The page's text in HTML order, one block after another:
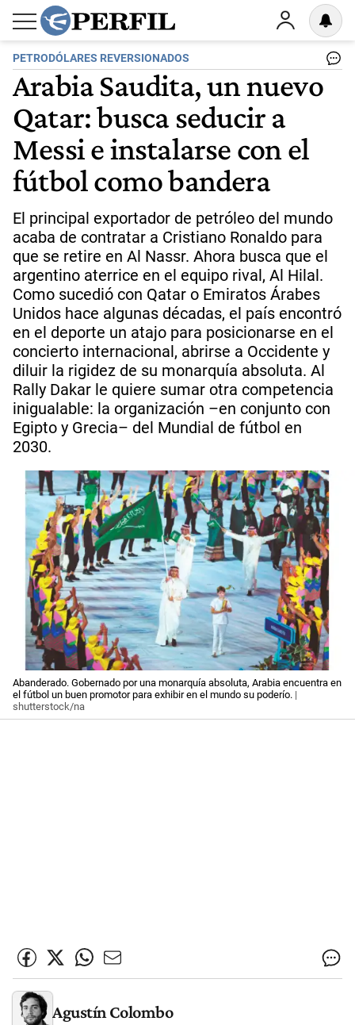
PETRODÓLARES REVERSIONADOS
Arabia Saudita, un nuevo
Qatar: busca seducir a
Messi e instalarse con el
fútbol como bandera
El principal exportador de petróleo del mundo
acaba de contratar a Cristiano Ronaldo para
que se retire en Al Nassr. Ahora busca que el
argentino aterrice en el equipo rival, Al Hilal.
Como sucedió con Qatar o Emiratos Árabes
Unidos hace algunas décadas, el país encontró
en el deporte un atajo para posicionarse en el
concierto internacional, abrirse a Occidente y
diluir la rigidez de su monarquía absoluta. Al
Rally Dakar le quiere sumar otra competencia
inigualable: la organización –en conjunto con
Egipto y Grecia– del Mundial de fútbol en
2030.
Abanderado. Gobernado por una monarquía absoluta, Arabia encuentra en
el fútbol un buen promotor para exhibir en el mundo su poderío. |
shutterstock/na
Agustín Colombo